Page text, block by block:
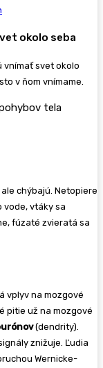
okolo seba
vnímať svet okolo
v ňom vnímame.
tela
chýbajú. Netopiere
vode, vtáky sa
fúzaté zvieratá sa
vplyv na mozgové
pitie už na mozgové
(dendrity).
znižuje. Ľudia
Wernicke-